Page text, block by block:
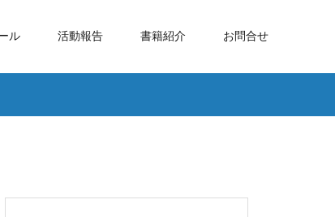
ル 活動報告 書籍紹介 お問合せ